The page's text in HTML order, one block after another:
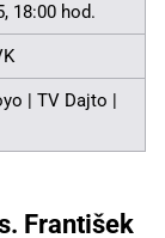
18:00 hod.
| TV Dajto |
František